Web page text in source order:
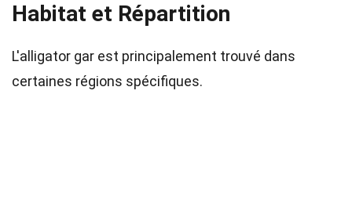
Habitat et Répartition
L'alligator gar est principalement trouvé dans
certaines régions spécifiques.